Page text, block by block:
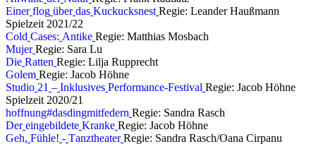
Einer flog über das Kuckucksnest Regie: Leander Haußmann
Spielzeit 2021/22
Cold Cases: Antike Regie: Matthias Mosbach
Mujer Regie: Sara Lu
Die Ratten Regie: Lilja Rupprecht
Golem Regie: Jacob Höhne
Studio 21 – Inklusives Performance-Festival Regie: Jacob Höhne
Spielzeit 2020/21
hoffnung#dasdingmitfedern Regie: Sandra Rasch
Der eingebildete Kranke Regie: Jacob Höhne
Geh, Fühle! - Tanztheater Regie: Sandra Rasch/Oana Cirpanu